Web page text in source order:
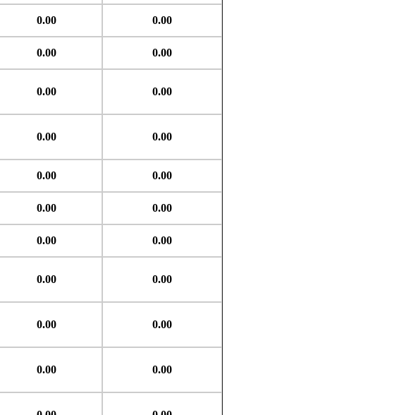
0.00 0.00
0.00 0.00
0.00 0.00
0.00 0.00
0.00 0.00
0.00 0.00
0.00 0.00
0.00 0.00
0.00 0.00
0.00 0.00